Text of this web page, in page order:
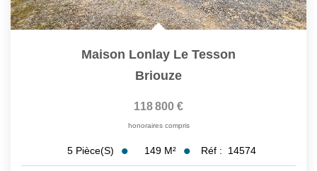
Maison Lonlay Le Tesson
Briouze
118 800 €
honoraires compris
5 Pièce(s) 149 M² Réf : 14574